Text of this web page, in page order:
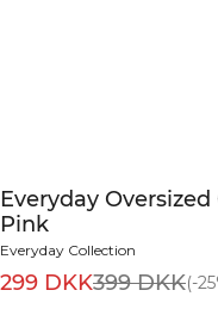
Everyday
Pink
Everyday Collection
299 DKK399 DKK(-